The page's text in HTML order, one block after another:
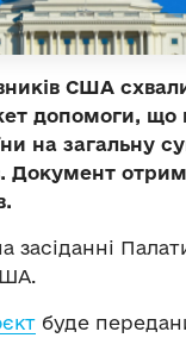
США
допомоги, що
на загальну
Документ
засіданні
буде